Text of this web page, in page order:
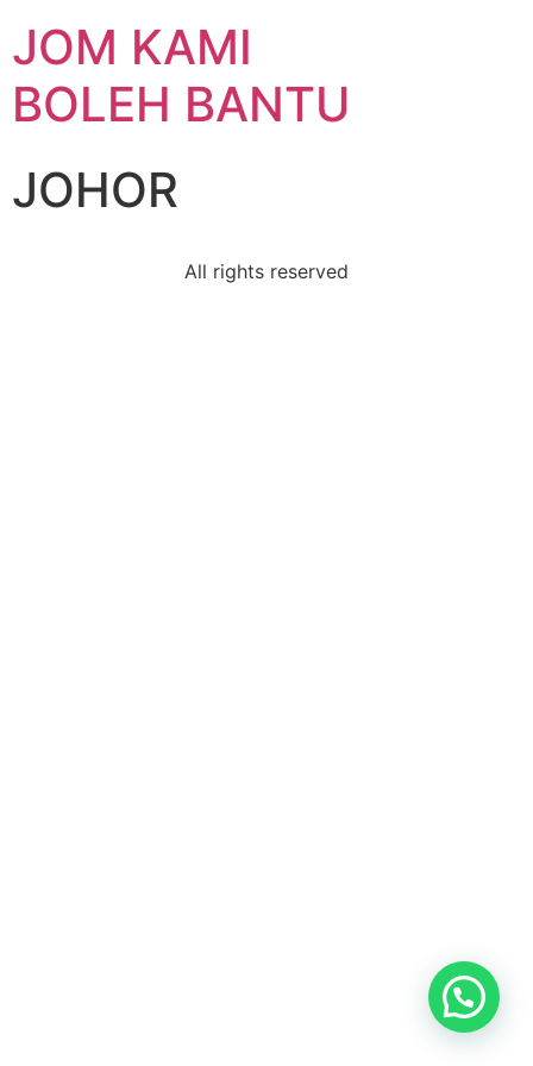
JOM KAMI
BOLEH BANTU
JOHOR
All rights reserved